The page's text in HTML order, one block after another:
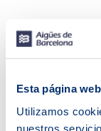
Esta página
Utilizamos
nuestros
El déficit hídrico
hectómetros
urgencia.
Agua del Baix
del río en